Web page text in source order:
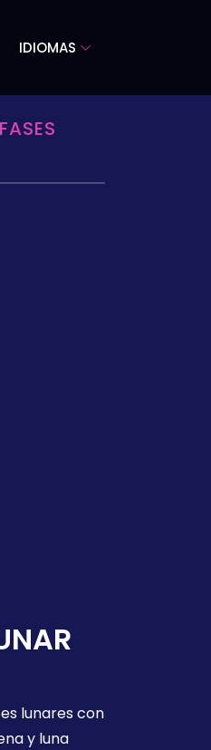
IDIOMAS
lunares con
y luna